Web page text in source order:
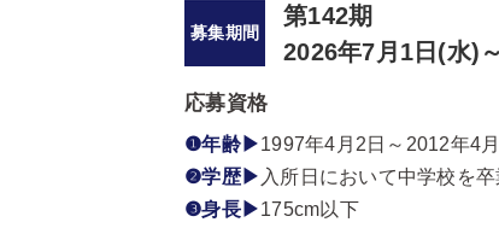
募集期間
第142期
2026年7月1日(水)
応募資格
❶年齢▶1997年4月2日～2012年4
❷学歴▶ 入所日において中学校を
❸身長▶175cm以下